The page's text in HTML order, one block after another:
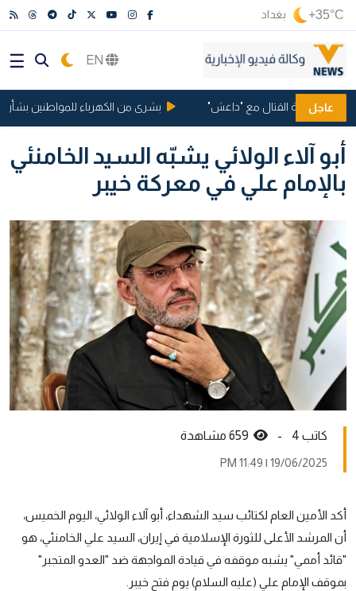
+35°C بغداد
عاجل
بتهمة القتال مع "داعش" بشرى من الكهرباء للمواطنين بشأن
أبو آلاء الولائي يشبّه السيد الخامنئي
بالإمام علي في معركة خيبر
كاتب 4 -
19/06/2025 | 11:49 PM
أكد الأمين العام لكتائب سيد الشهداء، أبو آلاء الولائي، اليوم الخميس،
أن المرشد الأعلى للثورة الإسلامية في إيران، السيد علي الخامنئي، هو
"قائد أممي" يشبه موقفه في قيادة المواجهة ضد "العدو المتجبر"
بموقف الإمام علي (عليه السلام) يوم فتح خيبر.